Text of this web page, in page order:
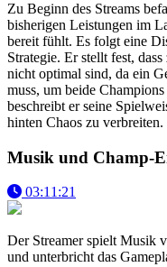
Zu Beginn des Streams
bisherigen Leistungen im
bereit fühlt. Es folgt eine
Strategie. Er stellt fest,
nicht optimal sind, da ein
muss, um beide
beschreibt er seine
hinten Chaos zu verbreiten.
Musik und Champ-
03:11:21
Der Streamer spielt Musik
und unterbricht das